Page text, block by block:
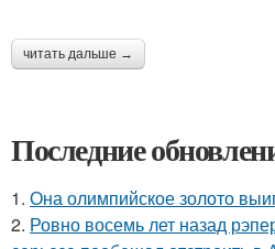
читать дальше →
Последние
1. Она олимпийское золото
2. Ровно восемь лет назад